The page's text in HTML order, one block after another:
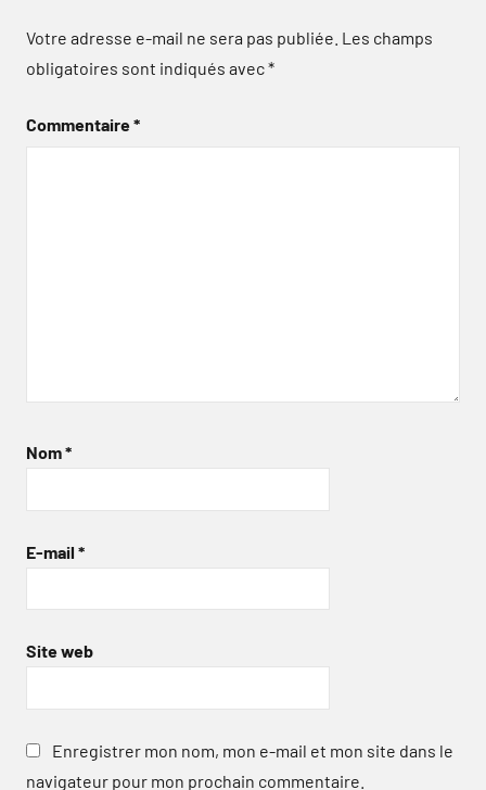
Votre adresse e-mail ne sera pas publiée. Les champs
obligatoires sont indiqués avec*
Commentaire*
Nom*
E-mail *
Site web
Enregistrer mon nom, mon e-mail et mon site dans le
navigateur pour mon prochain commentaire.